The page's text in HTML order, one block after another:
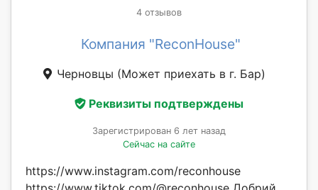
4 отзывов
Компания "ReconHouse"
Черновцы (Может приехать в г. Бар)
Реквизиты подтверждены
Зарегистрирован 6 лет назад
Сейчас на сайте
https://www.instagram.com/reconhouse